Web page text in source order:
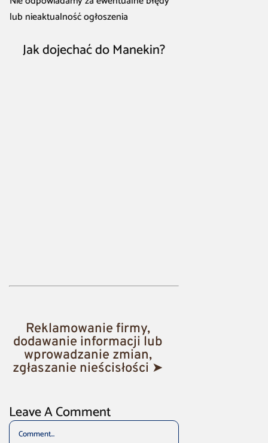
lub nieaktualność ogłoszenia
Jak dojechać do Manekin?
Reklamowanie firmy,
dodawanie informacji lub
wprowadzanie zmian,
zgłaszanie nieścisłości ➤
Leave A Comment
Comment